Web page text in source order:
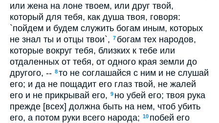
или жена на лоне твоем, или друг твой,
который для тебя, как душа твоя, говоря:
`пойдем и будем служить богам иным, которых
не знал ты и отцы твои`, 7 богам тех народов,
которые вокруг тебя, близких к тебе или
отдаленных от тебя, от одного края земли до
другого, -- 8то не соглашайся с ним и не слушай
его; и да не пощадит его глаз твой, не жалей
его и не прикрывай его, 9 но убей его; твоя рука
прежде [всех] должна быть на нем, чтоб убить
его, а потом руки всего народа; 10 побей его